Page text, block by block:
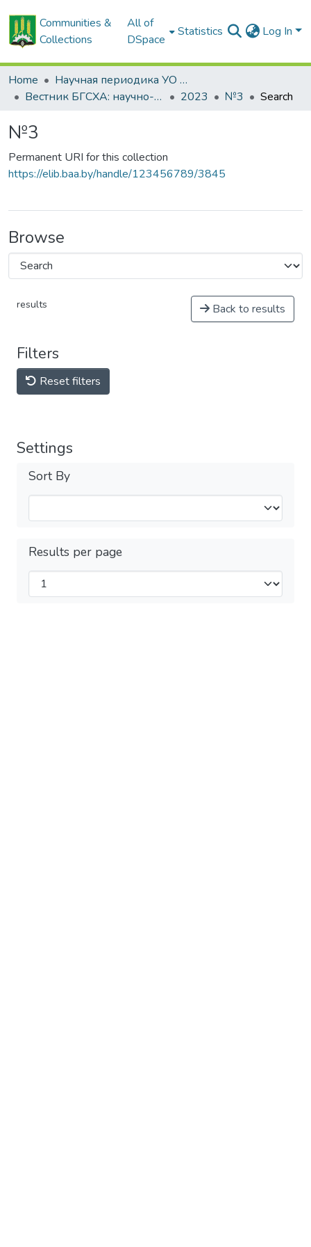
Communities &
Collections
All of
DSpace
Statistics Log In
Home
Научная периодика УО БГСХА
Вестник БГСХА: научно-методический журнал Белорусской государственной сельскохозяйственной академии
2023 №3 Search
№3
Permanent URI for this collection
https://elib.baa.by/handle/123456789/3845
Browse
results Back to results
Filters
Reset filters
Settings
Sort By
Results per page